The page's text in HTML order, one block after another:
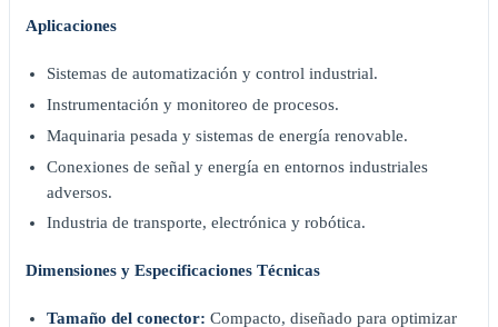
Aplicaciones
Sistemas de automatización y control industrial.
Instrumentación y monitoreo de procesos.
Maquinaria pesada y sistemas de energía renovable.
Conexiones de señal y energía en entornos industriales
adversos.
Industria de transporte, electrónica y robótica.
Dimensiones y Especificaciones Técnicas
Tamaño del conector: Compacto, diseñado para optimizar